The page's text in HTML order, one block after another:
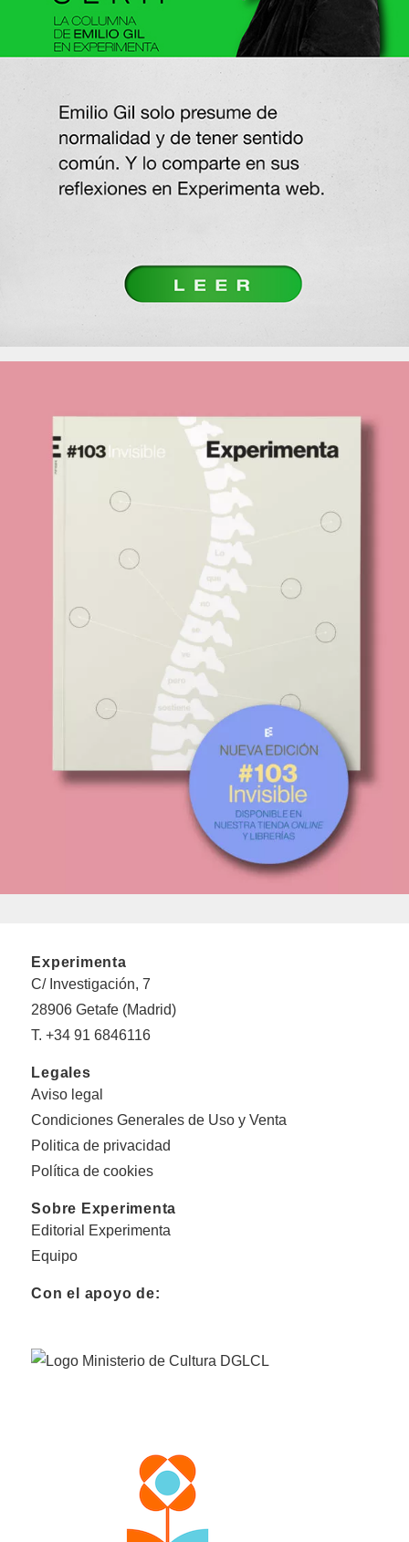
Experimenta
C/ Investigación, 7
28906 Getafe (Madrid)
T. +34 91 6846116
Legales
Aviso legal
Condiciones Generales de Uso y Venta
Politica de privacidad
Política de cookies
Sobre Experimenta
Editorial Experimenta
Equipo
Con el apoyo de: